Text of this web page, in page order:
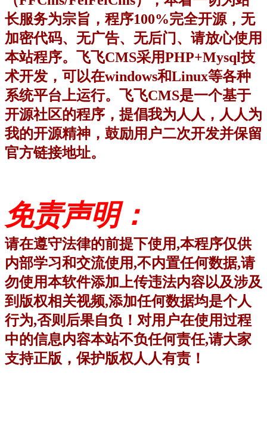
长服务为宗旨，程序100%完全开源，无
加密代码、无广告、无后门 、请放心使用
本站程序。飞飞CMS采用PHP+Mysql技
术开发，可以在windows和Linux等各种
系统平台上运行。飞飞CMS是一个基于
开源社区的程序，提倡我为人人，人人为
我的开源精神，鼓励用户二次开发并保留
官方链接地址。
免责声明：
请在遵守法律的前提下使用,本程序仅供
内部学习和交流使用,不内置任何数据,请
勿使用本软件添加上传违法内容以及涉及
到版权相关视频,添加任何数据均是个人
行为,否则后果自负！ 对用户在使用过程
中的信息内容本站不负任何责任,请大家
支持正版，保护版权人人有责！